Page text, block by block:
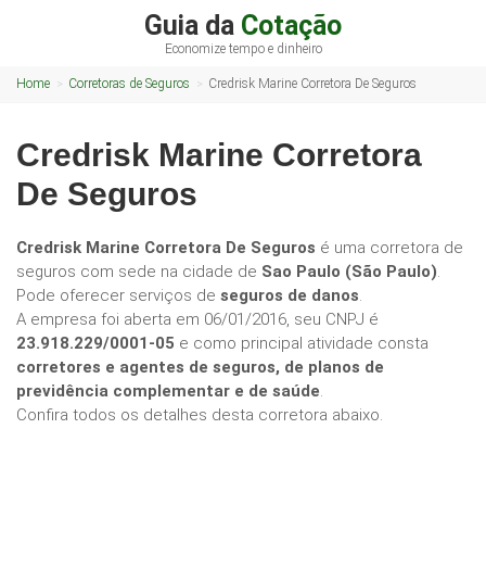
Guia da Cotação
Economize tempo e dinheiro
Home Corretoras de Seguros Credrisk Marine Corretora De Seguros
Credrisk Marine Corretora
De Seguros
Credrisk Marine Corretora De Seguros é uma corretora de
seguros com sede na cidade de Sao Paulo (São Paulo).
Pode oferecer serviços de seguros de danos.
A empresa foi aberta em 06/01/2016, seu CNPJ é
23.918.229/0001-05 e como principal atividade consta
corretores e agentes de seguros, de planos de
previdência complementar e de saúde.
Confira todos os detalhes desta corretora abaixo.